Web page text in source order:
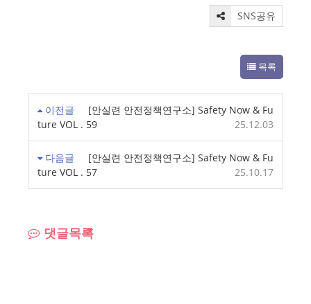
SNS공유
목록
이전글
[안실련 안전정책연구소] Safety Now & Fu
ture VOL . 59
25.12.03
다음글
[안실련 안전정책연구소] Safety Now & Fu
ture VOL . 57
25.10.17
댓글목록